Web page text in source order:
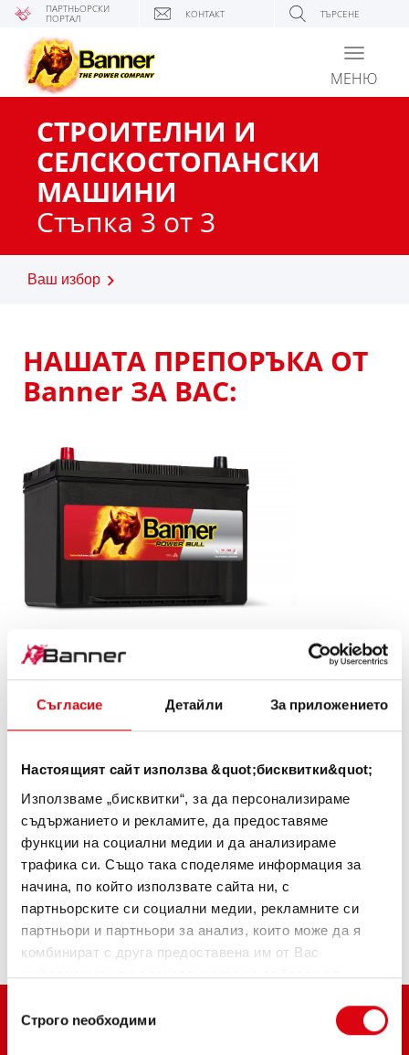
Съгласие Детайли За приложението
Настоящият сайт използва &quot;бисквитки&quot;
Използваме „бисквитки“, за да персонализираме
съдържанието и рекламите, да предоставяме
функции на социални медии и да анализираме
трафика си. Също така споделяме информация за
начина, по който използвате сайта ни, с
партньорските си социални медии, рекламните си
партньори и партньори за анализ, които може да я
комбинират с друга предоставена им от Вас
информация или с такава, която са събрали от
наСтрого nеобходими
ПАРТНЬОРСКИ
ПОРТАЛ КОНТАКТ ТЪРСЕНЕ
Toggle
МЕНЮ
СТРОИТЕЛНИ И
СЕЛСКОСТОПАНСКИ
МАШИНИ
Стъпка 3 от 3
Ваш избор
НАШАТА ПРЕПОРЪКА ОТ
Banner ЗА ВАС:
Power Bull SLI
P95 05 ASIA
Визитната картичка на качеството на марката
ИНФОРМАЦИЯ ЗА ИЗДЕЛИЯТА >
Купете този акумулатор:
ТЪРГОВЦИ И СЕРВИЗИ ЗА МОНТАЖ >